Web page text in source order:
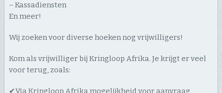
– Kassadiensten
En meer!
Wij zoeken voor diverse hoeken nog vrijwilligers!
Kom als vrijwilliger bij Kringloop Afrika. Je krijgt er veel
voor terug, zoals:
✔Via Kringloop Afrika mogelijkheid voor aanvraag